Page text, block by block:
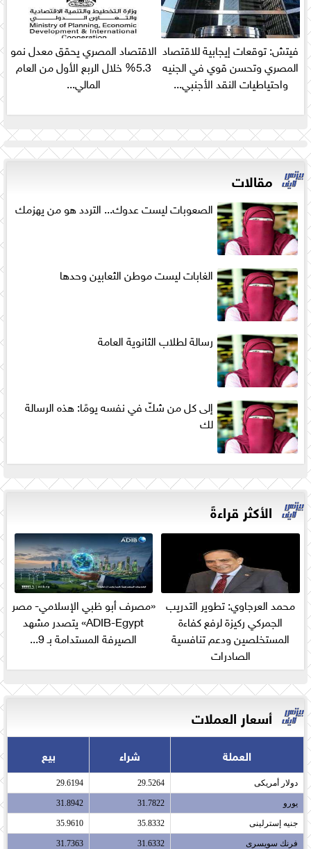
فيتش: توقعات إيجابية للاقتصاد
المصري وتحسن قوي في الجنيه
واحتياطيات النقد الأجنبي...
الاقتصاد المصري يحقق معدل نمو
5.3% خلال الربع الأول من العام
المالي...
مقالات
الصعوبات ليست عدوك... التردد هو من يهزمك
الغابات ليست موطن الثعابين وحدها
رسالة لطلاب الثانوية العامة
إلى كل من شكّ في نفسه يومًا: هذه الرسالة
لك
الأكثر قراءةً
محمد العرجاوي: تطوير التدريب
الجمركي ركيزة لرفع كفاءة
المستخلصين ودعم تنافسية
الصادرات
«مصرف أبو ظبي الإسلامي- مصر
ADIB-Egypt» يتصدر مشهد
الصيرفة المستدامة بـ 9...
أسعار العملات
العملة شراء بيع
دولار أمريكى​ 29.5264
29.6194
يورو​ 31.7822
31.8942
جنيه إسترلينى​ 35.8332
35.9610
فرنك سويسرى​ 31.6332
31.7363